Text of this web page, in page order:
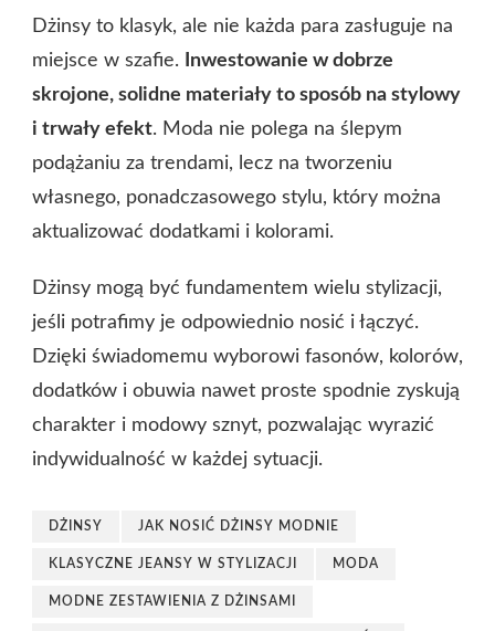
Dżinsy to klasyk, ale nie każda para zasługuje na
miejsce w szafie.
Inwestowanie w dobrze
skrojone, solidne materiały to sposób na stylowy
i trwały efekt. Moda nie polega na ślepym
podążaniu za trendami, lecz na tworzeniu
własnego, ponadczasowego stylu, który można
aktualizować dodatkami i kolorami.
Dżinsy mogą być fundamentem wielu stylizacji,
jeśli potrafimy je odpowiednio nosić i łączyć.
Dzięki świadomemu wyborowi fasonów, kolorów,
dodatków i obuwia nawet proste spodnie zyskują
charakter i modowy sznyt, pozwalając wyrazić
indywidualność w każdej sytuacji.
DŻINSY JAK NOSIĆ DŻINSY MODNIE
KLASYCZNE JEANSY W STYLIZACJI MODA
MODNE ZESTAWIENIA Z DŻINSAMI